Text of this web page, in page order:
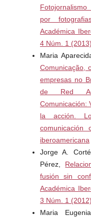
Marketing, April, 18-
Sánchez Herrera, J.
Tendencias en
por
Académica
4 Núm. 1
Maria
Comunicação,
empresas no
de Red
Comunicación:
la acción.
comunicación
iberoamericana
Jorge A.
Pérez,
fusión sin
Académica
3 Núm. 1
Maria